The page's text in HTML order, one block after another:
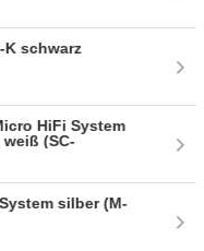
K schwarz
HiFi System
(SC-
silber (M-